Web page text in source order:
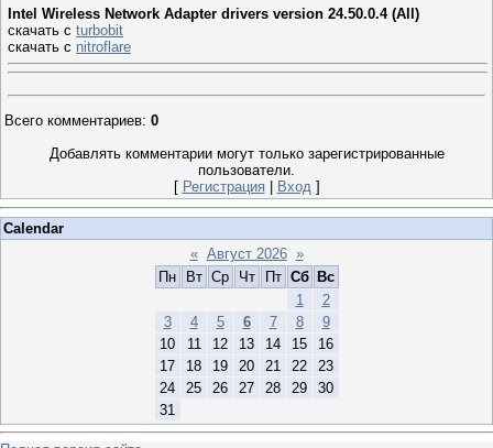
Intel Wireless Network Adapter drivers version 24.50.0.4 (All)
скачать с turbobit
скачать с nitroflare
Всего комментариев: 0
Добавлять комментарии могут только зарегистрированные
пользователи.
[ Регистрация| Вход]
Calendar
« Август 2026 »
Пн
Вт Ср Чт Пт Сб Вс
1
2
3
4 5 6 7 8
9
10
11 12 13 14 15
16
17
18 19 20 21 22
23
24
25 26 27 28 29
30
31